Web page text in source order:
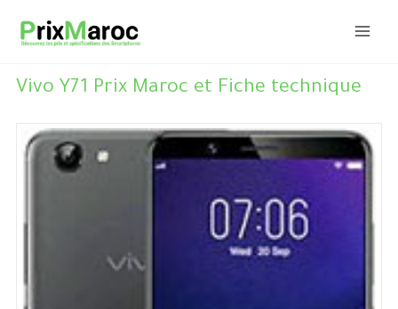
Vivo Y71 Prix Maroc et Fiche technique